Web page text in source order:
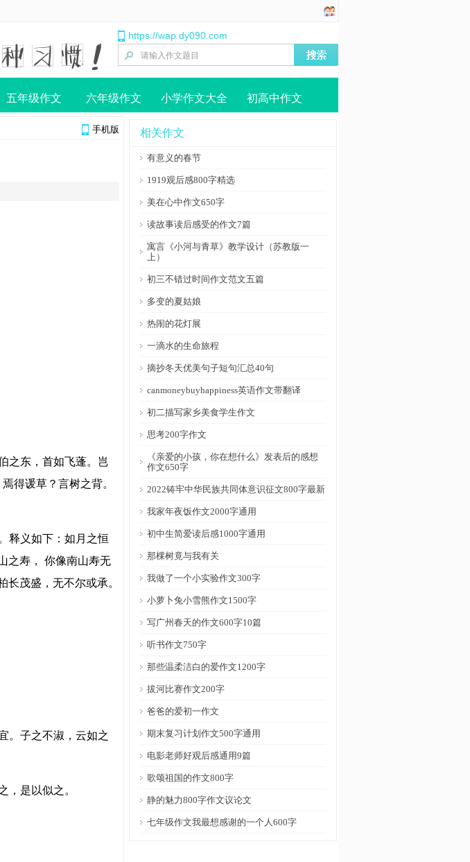
https://wap.dy090.com
五年级作文 六年级作文 小学作文大全 初高中作文
手机版
东，首如飞蓬。岂
得谖草？言树之背。
义如下：如月之恒
之寿， 你像南山寿无
茂盛，无不尔或承。
子之不淑，云如之
是以似之。
相关作文
有意义的春节
1919观后感800字精选
美在心中作文650字
读故事读后感受的作文7篇
寓言《小河与青草》教学设计（苏教版一
上）
初三不错过时间作文范文五篇
多变的夏姑娘
热闹的花灯展
一滴水的生命旅程
摘抄冬天优美句子短句汇总40句
canmoneybuyhappiness英语作文带翻译
初二描写家乡美食学生作文
思考200字作文
《亲爱的小孩，你在想什么》发表后的感想
作文650字
2022铸牢中华民族共同体意识征文800字最新
我家年夜饭作文2000字通用
初中生简爱读后感1000字通用
那棵树竟与我有关
我做了一个小实验作文300字
小萝卜兔小雪熊作文1500字
写广州春天的作文600字10篇
听书作文750字
那些温柔洁白的爱作文1200字
拔河比赛作文200字
爸爸的爱初一作文
期末复习计划作文500字通用
电影老师好观后感通用9篇
歌颂祖国的作文800字
静的魅力800字作文议论文
七年级作文我最想感谢的一个人600字